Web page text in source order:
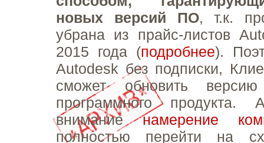
новых версий ПО, т.к.
убрана из прайс-листов
2015 года (подробнее).
Autodesk без подписки,
сможет обновить версию
программного
вниманиенамерение
полностью перейти на